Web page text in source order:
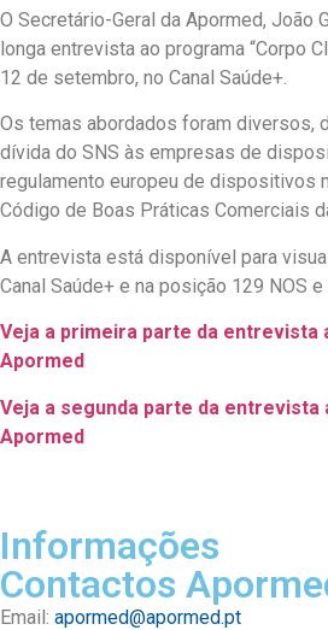
O Secretário-Geral da Apormed, João
longa entrevista ao programa “Corpo
12 de setembro, no Canal Saúde+.
Os temas abordados foram diversos,
dívida do SNS às empresas de
regulamento europeu de dispositivos
Código de Boas Práticas Comerciais
A entrevista está disponível para
Canal Saúde+ e na posição 129 NOS e
Veja a primeira parte da entrevista
Apormed
Veja a segunda parte da entrevista
Apormed
Informações
Contactos
Email: apormed@apormed.pt